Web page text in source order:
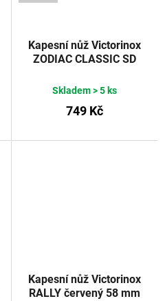
Kapesní nůž Victorinox
ZODIAC CLASSIC SD
Skladem> 5 ks
749 Kč
Kapesní nůž Victorinox
RALLY červený 58 mm